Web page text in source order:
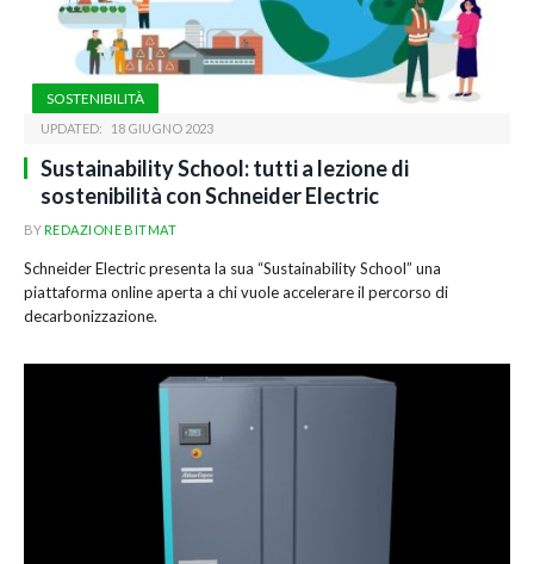
SOSTENIBILITÀ
UPDATED: 18 GIUGNO 2023
Sustainability School: tutti a lezione di
sostenibilità con Schneider Electric
BYREDAZIONE BITMAT
Schneider Electric presenta la sua “Sustainability School” una
piattaforma online aperta a chi vuole accelerare il percorso di
decarbonizzazione.